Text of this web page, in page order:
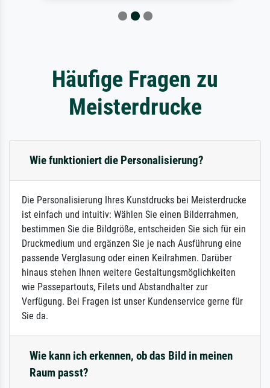
Häufige Fragen zu
Meisterdrucke
Wie funktioniert die Personalisierung?
Die Personalisierung Ihres Kunstdrucks bei Meisterdrucke
ist einfach und intuitiv: Wählen Sie einen Bilderrahmen,
bestimmen Sie die Bildgröße, entscheiden Sie sich für ein
Druckmedium und ergänzen Sie je nach Ausführung eine
passende Verglasung oder einen Keilrahmen. Darüber
hinaus stehen Ihnen weitere Gestaltungsmöglichkeiten
wie Passepartouts, Filets und Abstandhalter zur
Verfügung. Bei Fragen ist unser Kundenservice gerne für
Sie da.
Wie kann ich erkennen, ob das Bild in meinen
Raum passt?